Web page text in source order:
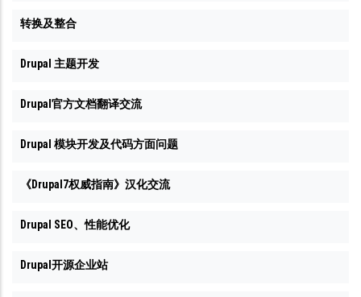
转换及整合
Drupal 主题开发
Drupal官方文档翻译交流
Drupal 模块开发及代码方面问题
《Drupal7权威指南》汉化交流
Drupal SEO、性能优化
Drupal开源企业站